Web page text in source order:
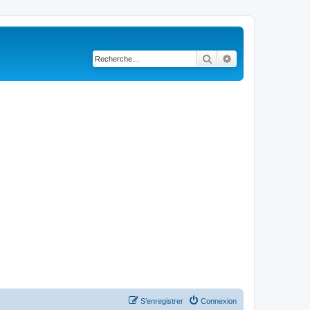
Rechercher
Connexion
S’enregistrer